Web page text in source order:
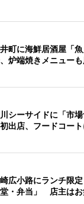
町に海鮮居酒屋「
炉端焼きメニュー
シーサイドに「市
出店、フードコート
広小路にランチ限
・弁当」 店主はお